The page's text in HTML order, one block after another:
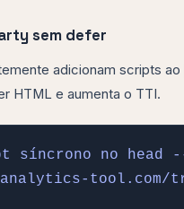
sem defer
adicionam scripts ao
HTML e aumenta o TTI.
síncrono no head
tool.com/